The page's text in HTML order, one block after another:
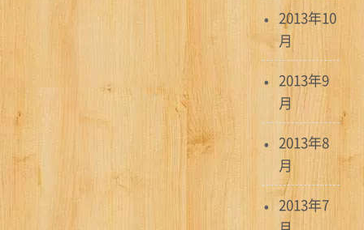
2013年10
月
2013年9
月
2013年8
月
2013年7